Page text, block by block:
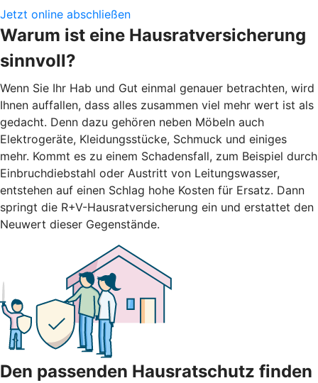
Jetzt online abschließen
Warum ist eine Hausratversicherung
sinnvoll?
Wenn Sie Ihr Hab und Gut einmal genauer betrachten, wird
Ihnen auffallen, dass alles zusammen viel mehr wert ist als
gedacht. Denn dazu gehören neben Möbeln auch
Elektrogeräte, Kleidungsstücke, Schmuck und einiges
mehr. Kommt es zu einem Schadensfall, zum Beispiel durch
Einbruchdiebstahl oder Austritt von Leitungswasser,
entstehen auf einen Schlag hohe Kosten für Ersatz. Dann
springt die R+V-Hausratversicherung ein und erstattet den
Neuwert dieser Gegenstände.
Den passenden Hausratschutz finden